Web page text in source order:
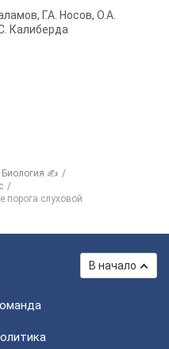
Г.А. Носов, О.А.
Калиберда
Биология ✍
порога слуховой
В начало